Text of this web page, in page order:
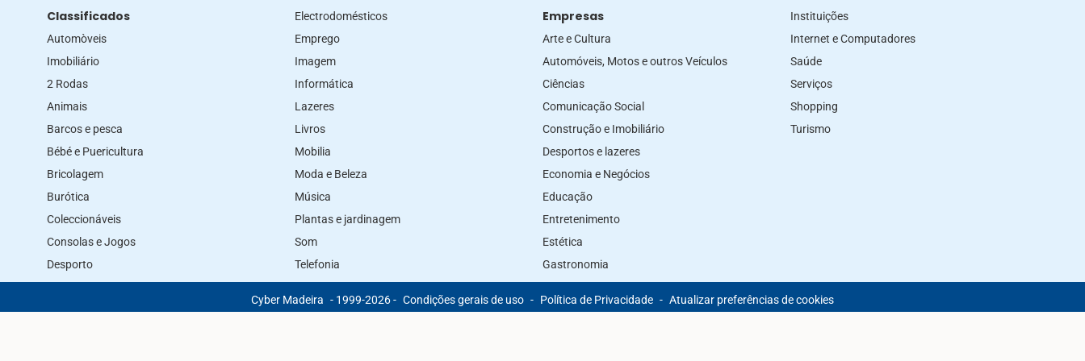
Classificados
Automòveis
Imobiliário
2 Rodas
Animais
Barcos e pesca
Bébé e Puericultura
Bricolagem
Burótica
Coleccionáveis
Consolas e Jogos
Desporto
Electrodomésticos
Emprego
Imagem
Informática
Lazeres
Livros
Mobilia
Moda e Beleza
Música
Plantas e jardinagem
Som
Telefonia
Empresas
Arte e Cultura
Automóveis, Motos e outros Veículos
Ciências
Comunicação Social
Construção e Imobiliário
Desportos e lazeres
Economia e Negócios
Educação
Entretenimento
Estética
Gastronomia
Instituições
Internet e Computadores
Saúde
Serviços
Shopping
Turismo
Cyber Madeira - 1999-2026 - Condições gerais de uso - Política de Privacidade - Atualizar preferências de cookies